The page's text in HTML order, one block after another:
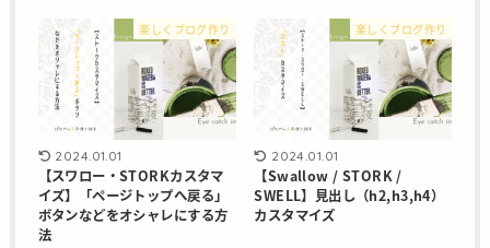
楽しくブログ作り
2024.01.01
【スワロー・STORKカスタマ
イズ】「ページトップへ戻る」
ボタンなどをオシャレにする方
法
楽しくブログ作り
2024.01.01
【Swallow / STORK /
SWELL】見出し（h2,h3,h4）
カスタマイズ